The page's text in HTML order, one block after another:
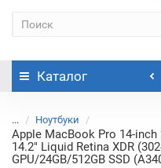
Каталог
... Ноутбуки
Apple MacBook Pro 14-
14.2" Liquid Retina XDR
GPU/24GB/512GB SSD